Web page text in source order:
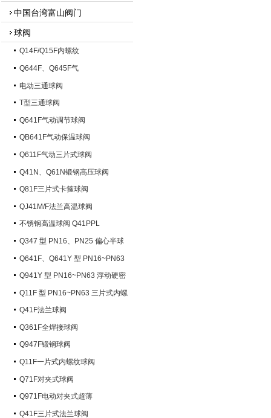
中国台湾富山阀门
球阀
Q14F/Q15F内螺纹
Q644F、Q645F气
电动三通球阀
T型三通球阀
Q641F气动调节球阀
QB641F气动保温球阀
Q611F气动三片式球阀
Q41N、Q61N锻钢高压球阀
Q81F三片式卡箍球阀
QJ41M/F法兰高温球阀
不锈钢高温球阀 Q41PPL
Q347 型 PN16、PN25 偏心半球
阀Q641F、Q641Y 型 PN16~PN63
气动球阀
Q941Y 型 PN16~PN63 浮动硬密
封电动球阀
Q11F 型 PN16~PN63 三片式内螺
纹球阀
Q41F法兰球阀
Q361F全焊接球阀
Q947F锻钢球阀
Q11F一片式内螺纹球阀
Q71F对夹式球阀
Q971F电动对夹式超薄
Q41F三片式法兰球阀